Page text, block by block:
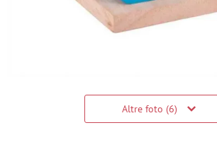
Altre foto (6)